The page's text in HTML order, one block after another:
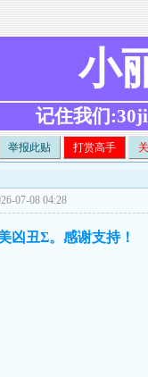
小
记住我们
举报此贴 打赏高手
07-08 04:28
凶丑Σ。感谢支持！